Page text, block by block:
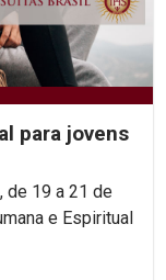
para jovens
de 19 a 21 de
e Espiritual